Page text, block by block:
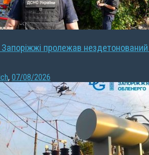
Запоріжжі пролежав
, 07/08/2026